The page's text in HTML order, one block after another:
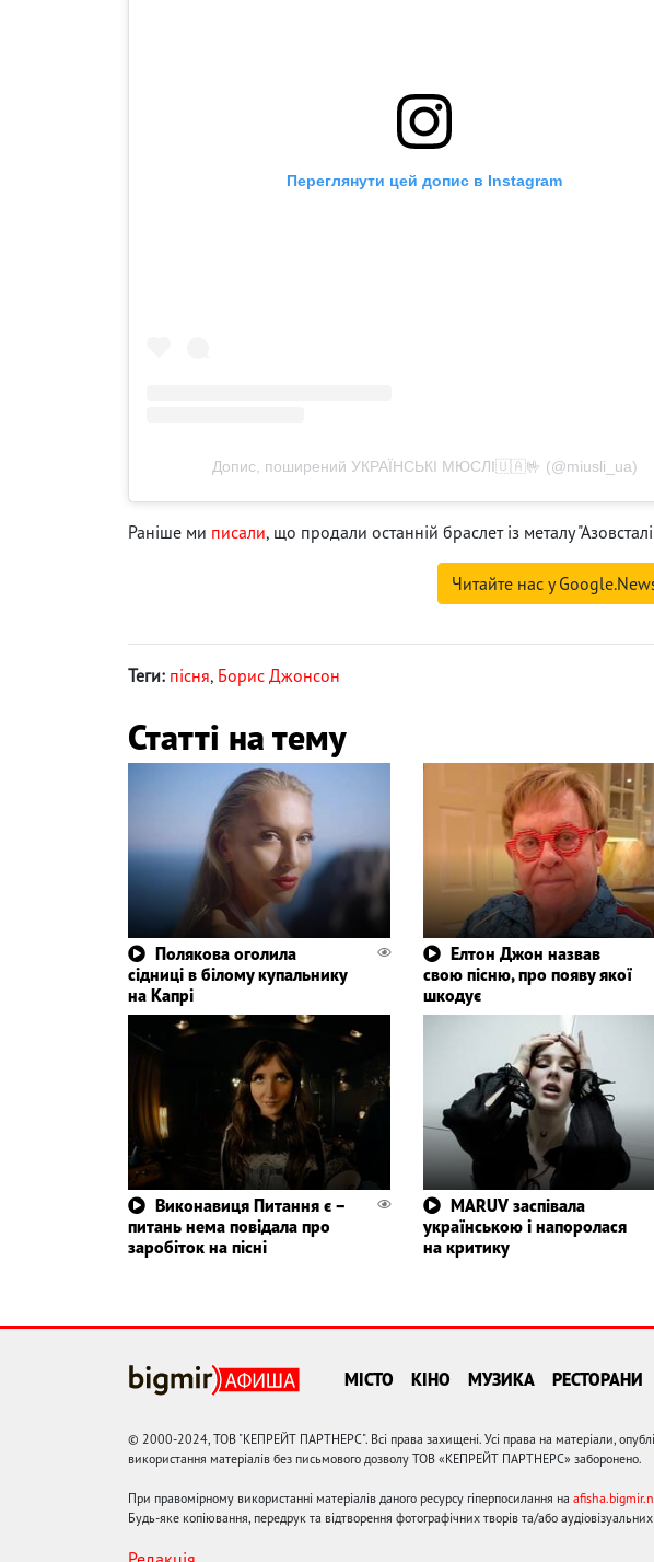
Переглянути цей допис в Instagram
Допис, поширений УКРАЇНСЬКІ МЮСЛІ🇺🇦🤟 (@miusli_ua)
Раніше ми писали, що продали останній браслет із металу
Читайте нас у
Теги: пісня, Борис Джонсон
Статті на тему
Полякова оголила
сідниці в білому купальнику
на Капрі
Елтон Джон назвав
свою пісню, про появу якої
шкодує
Виконавиця Питання є –
питань нема повідала про
заробіток на пісні
MARUV заспівала
українською і напоролася
на критику
МІСТО КІНО МУЗИКА РЕСТОРАНИ
© 2000-2024, ТОВ "КЕПРЕЙТ ПАРТНЕРС". Всі права захищені. Усі права на матеріали,
використання матеріалів без письмового дозволу ТОВ «КЕПРЕЙТ ПАРТНЕРС» заборонено.
При правомірному використанні матеріалів даного ресурсу гіперпосилання на
Будь-яке копіювання, передрук та відтворення фотографічних творів та/або